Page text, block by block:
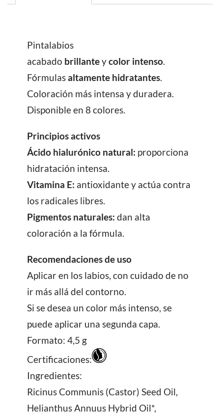
Pintalabios
acabado brillanteycolor intenso.
Fórmulasaltamente hidratantes.
Coloración más intensa y duradera.
Disponible en 8 colores.
Principios activos
Ácido hialurónico natural: proporciona
hidratación intensa.
Vitamina E: antioxidante y actúa contra
los radicales libres.
Pigmentos naturales: dan alta
coloración a la fórmula.
Recomendaciones de uso
Aplicar en los labios, con cuidado de no
ir más allá del contorno.
Si se desea un color más intenso, se
puede aplicar una segunda capa.
Formato: 4,5 g
Certificaciones:
Ingredientes:
Ricinus Communis (Castor) Seed Oil,
Helianthus Annuus Hybrid Oil*,